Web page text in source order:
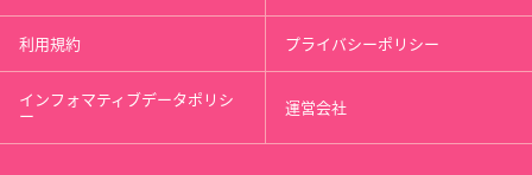
利用規約 プライバシーポリシー
インフォマティブデータポリシ
ー 運営会社